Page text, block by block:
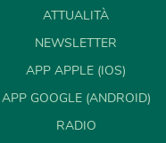
ATTUALITÀ
NEWSLETTER
APP APPLE (IOS)
APP GOOGLE (ANDROID)
RADIO